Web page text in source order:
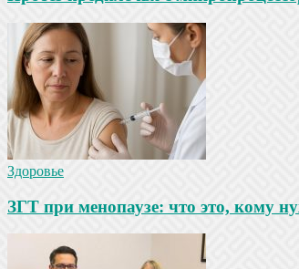
Здоровье
ЗГТ при менопаузе: что это, кому